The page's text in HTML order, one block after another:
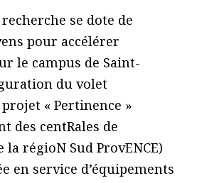
se dote de
pour accélérer
le campus de Saint-
du volet
« Pertinence »
des centRales de
la régioN Sud ProvENCE)
en service d’équipements